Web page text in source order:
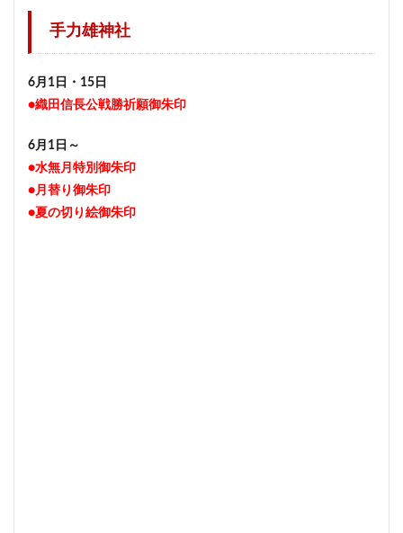
手力雄神社
6月1日・15日
●織田信長公戦勝祈願御朱印
6月1日～
●水無月特別御朱印
●月替り御朱印
●夏の切り絵御朱印